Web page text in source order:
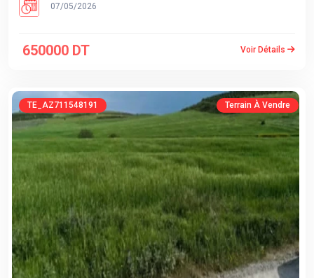
07/05/2026
650000 DT Voir Détails
TE_AZ711548191 Terrain À Vendre